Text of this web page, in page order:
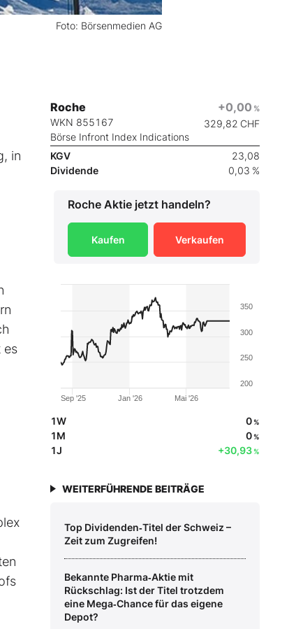
Foto: Börsenmedien AG
in
es
Roche
WKN 855167
Börse Infront Index Indications
+0,00 %
329,82 CHF
KGV
23,08
Dividende
0,03 %
Roche Aktie jetzt handeln?
Kaufen Verkaufen
Jan '26
Sep '25 Mai '26
200
250
300
350
1W 0%
1M 0%
1J +30,93%
WEITERFÜHRENDE BEITRÄGE
Top Dividenden‑Titel der Schweiz –
Zeit zum Zugreifen!
Bekannte Pharma‑Aktie mit
Rückschlag: Ist der Titel trotzdem
eine Mega‑Chance für das eigene
Depot?